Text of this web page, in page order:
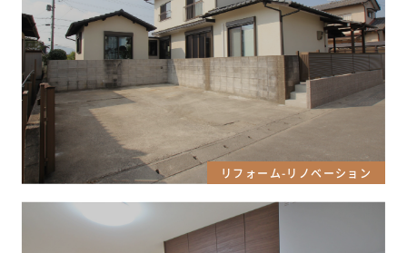
リフォーム-リノベーション